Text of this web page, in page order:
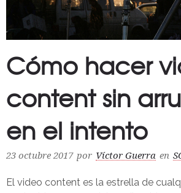
Cómo hacer
content sin
en el intento
23 octubre 2017 por Víctor Guerra en
El video content es la estrella de